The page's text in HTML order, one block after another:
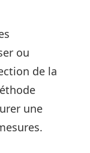
ou
de la
une